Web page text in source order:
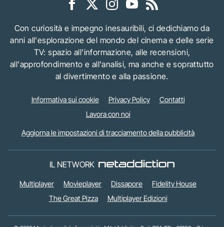
Con curiosità e impegno inesauribili, ci dedichiamo da
anni all'esplorazione del mondo del cinema e delle serie
TV: spazio all'informazione, alle recensioni,
all'approfondimento e all'analisi, ma anche e soprattutto
al divertimento e alla passione.
Informativa sui cookie Privacy Policy
Contatti
Lavora con noi
Aggiorna le impostazioni di tracciamento della pubblicità
IL NETWORK
Multiplayer Movieplayer Dissapore
Fidelity House
The Great Pizza
Multiplayer Edizioni